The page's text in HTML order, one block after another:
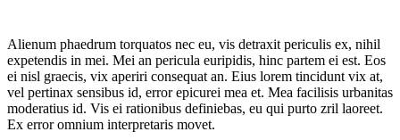
Alienum phaedrum torquatos nec eu, vis detraxit periculis ex, nihil
expetendis in mei. Mei an pericula euripidis, hinc partem ei est. Eos
ei nisl graecis, vix aperiri consequat an. Eius lorem tincidunt vix at,
vel pertinax sensibus id, error epicurei mea et. Mea facilisis urbanitas
moderatius id. Vis ei rationibus definiebas, eu qui purto zril laoreet.
Ex error omnium interpretaris movet.